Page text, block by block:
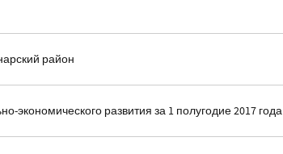
район
экономического развития за 1 полугодие 2017 года